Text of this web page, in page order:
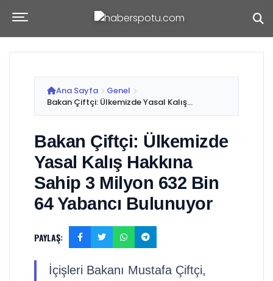
Ana Sayfa
Genel
Bakan Çiftçi: Ülkemizde Yasal Kalış...
Bakan Çiftçi: Ülkemizde
Yasal Kalış Hakkına
Sahip 3 Milyon 632 Bin
64 Yabancı Bulunuyor
PAYLAŞ:
İçişleri Bakanı Mustafa Çiftçi,